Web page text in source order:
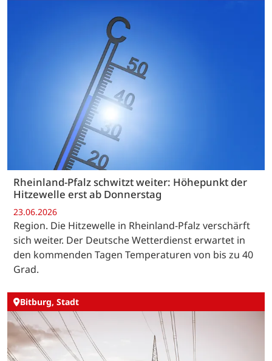
Rheinland-Pfalz schwitzt weiter: Höhepunkt der
Hitzewelle erst ab Donnerstag
23.06.2026
Region. Die Hitzewelle in Rheinland-Pfalz verschärft
sich weiter. Der Deutsche Wetterdienst erwartet in
den kommenden Tagen Temperaturen von bis zu 40
Grad.
Bitburg, Stadt